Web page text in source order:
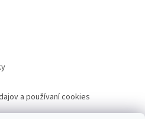
a používaní cookies